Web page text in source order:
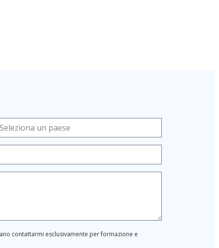
contattarmi esclusivamente per formazione e